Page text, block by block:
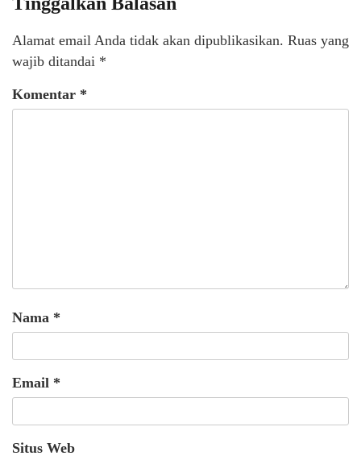
Alamat email Anda tidak akan dipublikasikan. Ruas yang
wajib ditandai *
Komentar *
Nama *
Email *
Situs Web